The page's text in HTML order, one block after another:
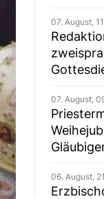
07. August,
07. August,
06. August,